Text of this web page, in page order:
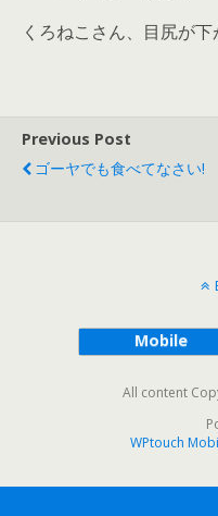
くろねこさん、目尻が
Previous Post
ゴーヤでも食べてなさい!
Mobile
All content
WPtouch